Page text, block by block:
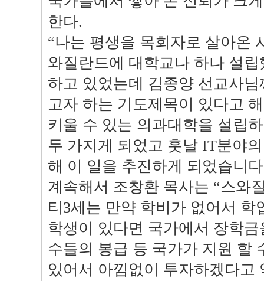
한다.
“나는 평생을 목회자로 살아온
와질란드에 대학교나 하나 설
하고 있었는데 김종양 선교사
고자 하는 기도제목이 있다고
키울 수 있는 의과대학을 설립
두 가지게 되었고 훗날 IT분야
해 이 일을 추진하게 되었습니
계속해서 조창환 목사는 “스와
티3세는 만약 학비가 없어서 학
학생이 있다면 국가에서 장학
수들의 봉급 등 국가가 지원 할
있어서 아낌없이 투자하겠다고